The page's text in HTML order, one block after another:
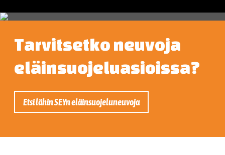
Tarvitsetko neuvoja
eläinsuojeluasioissa?
Etsi lähin SEYn eläinsuojeluneuvoja